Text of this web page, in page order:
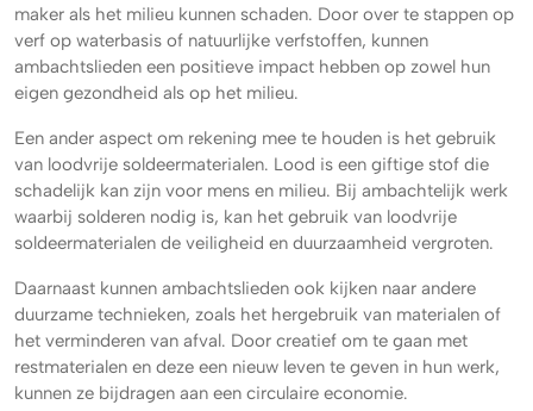
maker als het milieu kunnen schaden. Door over te stappen op
verf op waterbasis of natuurlijke verfstoffen, kunnen
ambachtslieden een positieve impact hebben op zowel hun
eigen gezondheid als op het milieu.
Een ander aspect om rekening mee te houden is het gebruik
van loodvrije soldeermaterialen. Lood is een giftige stof die
schadelijk kan zijn voor mens en milieu. Bij ambachtelijk werk
waarbij solderen nodig is, kan het gebruik van loodvrije
soldeermaterialen de veiligheid en duurzaamheid vergroten.
Daarnaast kunnen ambachtslieden ook kijken naar andere
duurzame technieken, zoals het hergebruik van materialen of
het verminderen van afval. Door creatief om te gaan met
restmaterialen en deze een nieuw leven te geven in hun werk,
kunnen ze bijdragen aan een circulaire economie.